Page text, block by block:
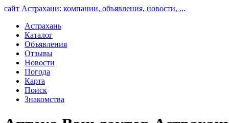
сайт Астрахани: компании, объявления, новости, ...
Астрахань
Каталог
Объявления
Отзывы
Новости
Погода
Карта
Поиск
Знакомства